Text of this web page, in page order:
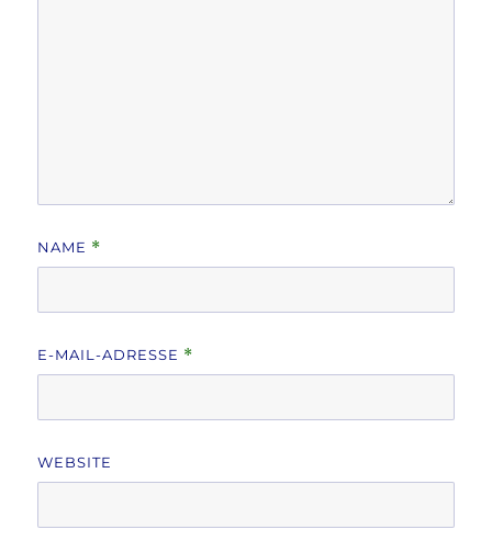
NAME *
E-MAIL-ADRESSE *
WEBSITE